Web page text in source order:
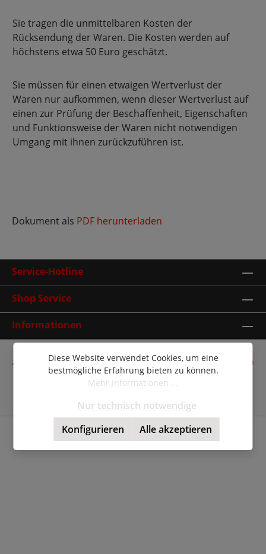
Sie tragen die unmittelbaren Kosten der
Rücksendung der Waren. Die Kosten werden auf
höchstens etwa 50 Euro geschätzt.
Sie müssen für einen etwaigen Wertverlust der
Waren nur aufkommen, wenn dieser Wertverlust auf
einen zur Prüfung der Beschaffenheit, Eigenschaften
und Funktionsweise der Waren nicht notwendigen
Umgang mit ihnen zurückzuführen ist.
Dokument als PDF herunterladen
Service-Hotline
Shop Service
Informationen
Alle Preise inkl. gesetzl. Mehrwertsteuer zzgl.Versandkosten
und ggf. Nachnahmegebühren, wenn nicht anders
angegeben.
© Copyright 2026 | Shopware Theme byRH-Webdesign
Diese Website verwendet Cookies, um eine
bestmögliche Erfahrung bieten zu können.
Mehr Informationen ...
Nur technisch notwendige
Konfigurieren
Alle akzeptieren